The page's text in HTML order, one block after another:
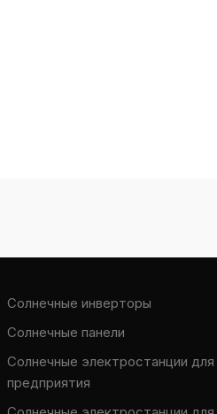
Солнечные инверторы
Солнечные панели
Солнечные электростанции для
предприятия